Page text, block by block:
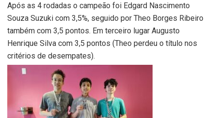
Após as 4 rodadas o campeão foi Edgard Nascimento
Souza Suzuki com 3,5%, seguido por Theo Borges Ribeiro
também com 3,5 pontos. Em terceiro lugar Augusto
Henrique Silva com 3,5 pontos (Theo perdeu o título nos
critérios de desempates).